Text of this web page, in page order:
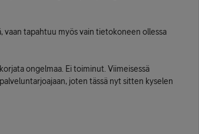
tapahtuu myös vain tietokoneen ollessa
ongelmaa. Ei toiminut. Viimeisessä
joten tässä nyt sitten kyselen